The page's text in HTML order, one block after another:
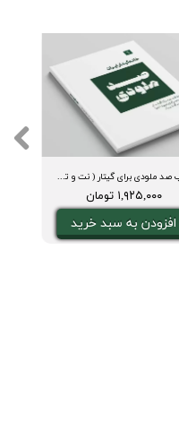
کتاب صد ملودی برای گیتار ( نت و تبلچر، آکورد، ویدیوی اجرا و بکینگ ترک)
۱,۹۲۵,۰۰۰ تومان
افزودن به سبد خرید